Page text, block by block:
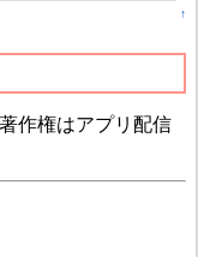
↑
作権はアプリ配信